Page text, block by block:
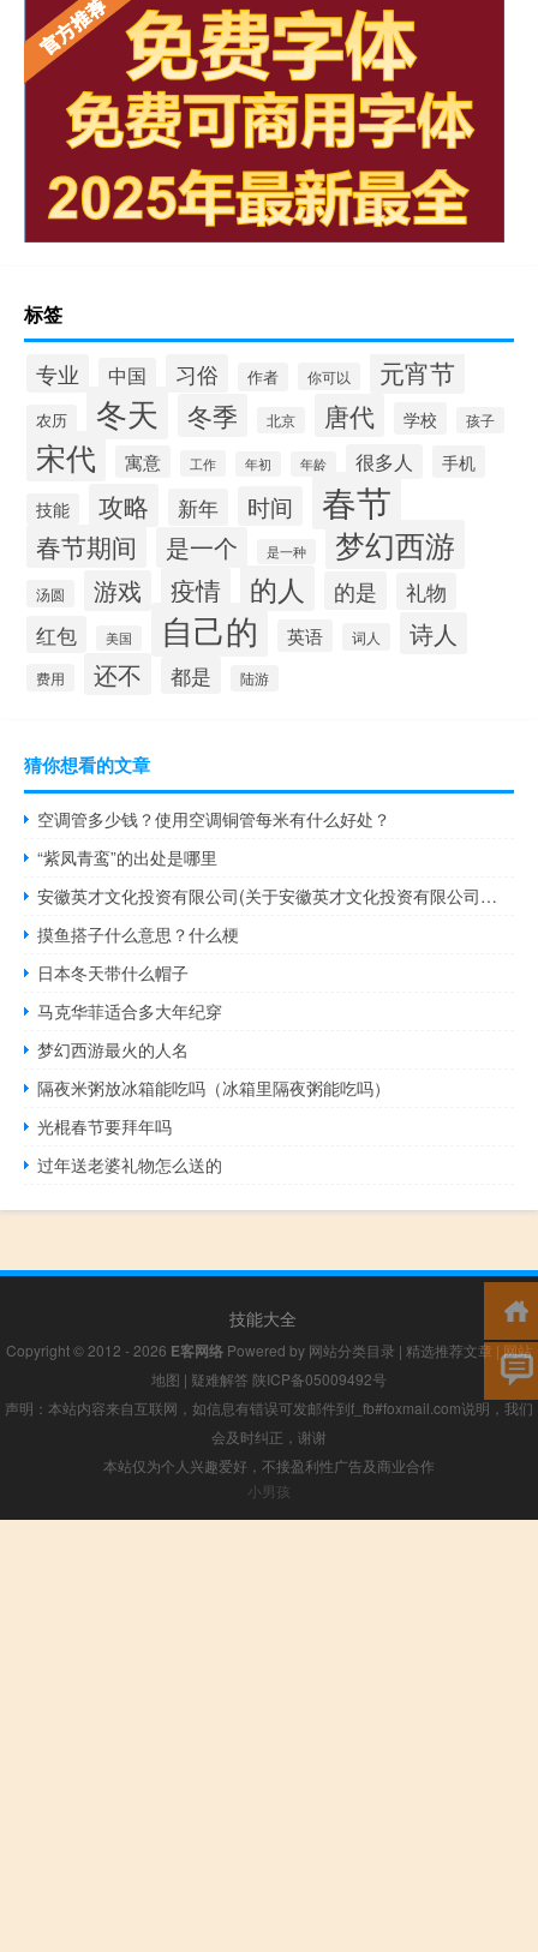
标签
专业 中国 习俗 作者 你可以 元宵节
农历 冬天 冬季 北京 唐代 学校 孩子
宋代 寓意 工作 年初 年龄 很多人 手机
技能 攻略 新年 时间 春节
春节期间 是一个 是一种 梦幻西游
汤圆 游戏 疫情 的人 的是
礼物
红包
美国 自己的 英语 词人 诗人
费用 还不 都是 陆游
猜你想看的文章
空调管多少钱？使用空调铜管每米有什么好处？
“紫凤青鸾”的出处是哪里
安徽英才文化投资有限公司(关于安徽英才文化投资有限公司简述)
摸鱼搭子什么意思？什么梗
日本冬天带什么帽子
马克华菲适合多大年纪穿
梦幻西游最火的人名
隔夜米粥放冰箱能吃吗（冰箱里隔夜粥能吃吗）
光棍春节要拜年吗
过年送老婆礼物怎么送的
技能大全
Copyright © 2012 - 2026 E客网络 Powered by 网站分类目录 | 精选推荐文章 | 网站
地图 | 疑难解答 陕ICP备05009492号
声明：本站内容来自互联网，如信息有错误可发邮件到f_fb#foxmail.com说明，我们
会及时纠正，谢谢
本站仅为个人兴趣爱好，不接盈利性广告及商业合作
小男孩